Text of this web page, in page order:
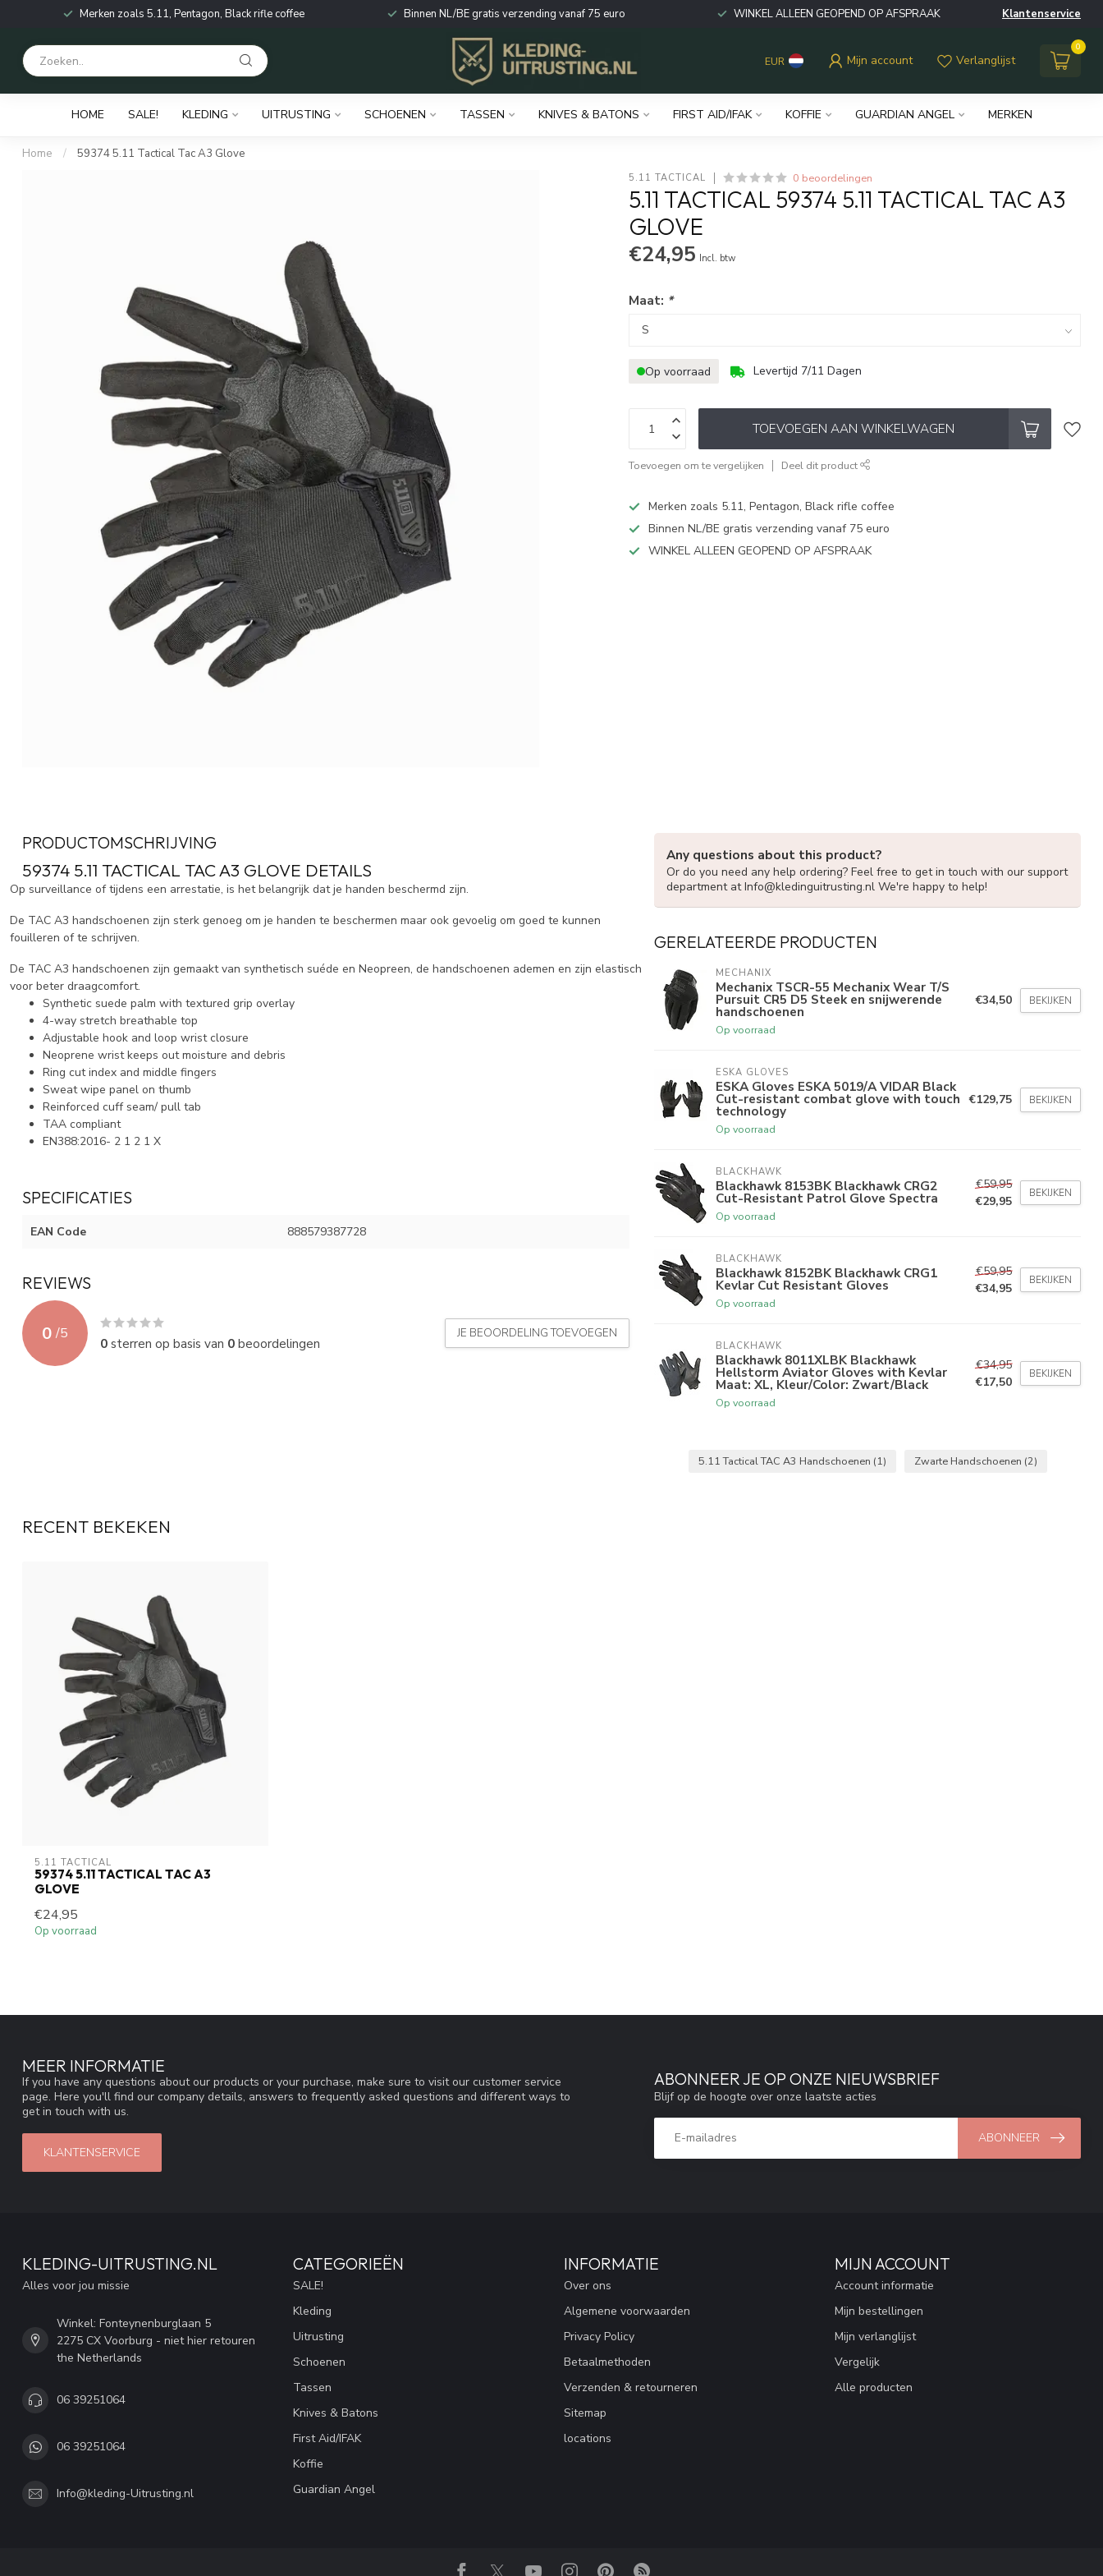
Merken zoals 5.11, Pentagon, Black rifle coffee Binnen NL/BE gratis verzending vanaf 75 euro WINKEL ALLEEN GEOPEND OP AFSPRAAK Klantenservice
EUR Mijn account Verlanglijst
0
HOME SALE! KLEDING UITRUSTING SCHOENEN TASSEN KNIVES & BATONS FIRST AID/IFAK KOFFIE GUARDIAN ANGEL MERKEN
Home / 59374 5.11 Tactical Tac A3 Glove
5.11 TACTICAL 0 beoordelingen
5.11 TACTICAL 59374 5.11 TACTICAL TAC A3
GLOVE
€24,95 Incl. btw
Maat: *
Op voorraad Levertijd 7/11 Dagen
TOEVOEGEN AAN WINKELWAGEN
Toevoegen om te vergelijken Deel dit product
Merken zoals 5.11, Pentagon, Black rifle coffee
Binnen NL/BE gratis verzending vanaf 75 euro
WINKEL ALLEEN GEOPEND OP AFSPRAAK
PRODUCTOMSCHRIJVING
59374 5.11 TACTICAL TAC A3 GLOVE DETAILS
Op surveillance of tijdens een arrestatie, is het belangrijk dat je handen beschermd zijn.
De TAC A3 handschoenen zijn sterk genoeg om je handen te beschermen maar ook gevoelig om goed te kunnen
fouilleren of te schrijven.
De TAC A3 handschoenen zijn gemaakt van synthetisch suéde en Neopreen, de handschoenen ademen en zijn elastisch
voor beter draagcomfort.
Synthetic suede palm with textured grip overlay
4-way stretch breathable top
Adjustable hook and loop wrist closure
Neoprene wrist keeps out moisture and debris
Ring cut index and middle fingers
Sweat wipe panel on thumb
Reinforced cuff seam/ pull tab
TAA compliant
EN388:2016- 2 1 2 1 X
SPECIFICATIES
EAN Code 888579387728
REVIEWS
0 /5
0sterren op basis van 0beoordelingen
JE BEOORDELING TOEVOEGEN
Any questions about this product?
Or do you need any help ordering? Feel free to get in touch with our support
department atInfo@kledinguitrusting.nl We're happy to help!
GERELATEERDE PRODUCTEN
MECHANIX
Mechanix TSCR-55 Mechanix Wear T/S
Pursuit CR5 D5 Steek en snijwerende
handschoenen
Op voorraad
€34,50 BEKIJKEN
ESKA GLOVES
ESKA Gloves ESKA 5019/A VIDAR Black
Cut-resistant combat glove with touch
technology
Op voorraad
€129,75 BEKIJKEN
BLACKHAWK
Blackhawk 8153BK Blackhawk CRG2
Cut-Resistant Patrol Glove Spectra
Op voorraad
€59,95
€29,95
BEKIJKEN
BLACKHAWK
Blackhawk 8152BK Blackhawk CRG1
Kevlar Cut Resistant Gloves
Op voorraad
€59,95
€34,95
BEKIJKEN
BLACKHAWK
Blackhawk 8011XLBK Blackhawk
Hellstorm Aviator Gloves with Kevlar
Maat: XL, Kleur/Color: Zwart/Black
Op voorraad
€34,95
€17,50
BEKIJKEN
5.11 Tactical TAC A3 Handschoenen (1) Zwarte Handschoenen (2)
RECENT BEKEKEN
5.11 TACTICAL
59374 5.11 TACTICAL TAC A3
GLOVE
€24,95
Op voorraad
MEER INFORMATIE
If you have any questions about our products or your purchase, make sure to visit our customer service
page. Here you'll find our company details, answers to frequently asked questions and different ways to
get in touch with us.
KLANTENSERVICE
ABONNEER JE OP ONZE NIEUWSBRIEF
Blijf op de hoogte over onze laatste acties
ABONNEER
KLEDING-UITRUSTING.NL
Alles voor jou missie
Winkel: Fonteynenburglaan 5
2275 CX Voorburg - niet hier retouren
the Netherlands
06 39251064
06 39251064
Info@kleding-Uitrusting.nl
CATEGORIEËN
SALE!
Kleding
Uitrusting
Schoenen
Tassen
Knives & Batons
First Aid/IFAK
Koffie
Guardian Angel
INFORMATIE
Over ons
Algemene voorwaarden
Privacy Policy
Betaalmethoden
Verzenden & retourneren
Sitemap
locations
MIJN ACCOUNT
Account informatie
Mijn bestellingen
Mijn verlanglijst
Vergelijk
Alle producten